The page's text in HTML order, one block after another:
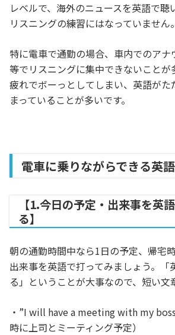
レベルで、海外のニュースを英語で聴
リスニングの練習にはなっていません。
特に電車で通勤の場合、車内でのア
等でリスニングに集中できないことが
疲れでボーっとしてしまい、英語がた
まっていることが多いです。
電車に乗りながらできる英
【1.今日の予定・出来事を英
る】
朝の通勤時間中なら1日の予定、帰宅
出来事を英語で打ってみましょう。「
る」ということが大事なので、短い文
・”I will have a meeting with my
時に上司とミーティング予定）